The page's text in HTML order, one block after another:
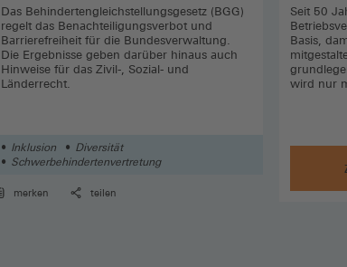
Das Behindertengleichstellungsgesetz (BGG)
regelt das Benachteiligungsverbot und
Barrierefreiheit für die Bundesverwaltung.
Die Ergebnisse geben darüber hinaus auch
Hinweise für das Zivil-, Sozial- und
Länderrecht.
Inklusion
Diversität
Schwerbehindertenvertretung
merken teilen
Seit 50
Basis,
wird nur